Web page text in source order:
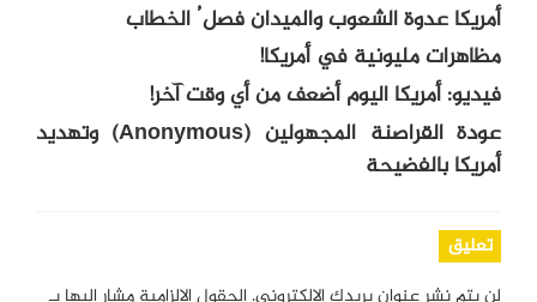
أمريكا عدوة الشعوب والميدان فصل ُ الخطاب
مظاهرات مليونية في أمريكا!
فيديو: أمريكا اليوم أضعف من أي وقت آخر!
عودة القراصنة المجهولين (Anonymous) وتهديد
أمريكا بالفضيحة
تعليق